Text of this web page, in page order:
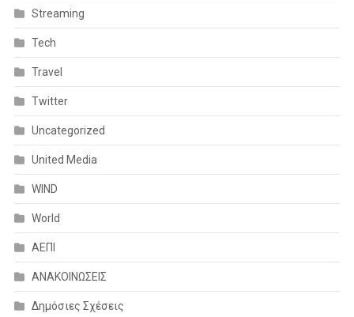
Streaming
Tech
Travel
Twitter
Uncategorized
United Media
WIND
World
ΑΕΠΙ
ΑΝΑΚΟΙΝΩΣΕΙΣ
Δημόσιες Σχέσεις